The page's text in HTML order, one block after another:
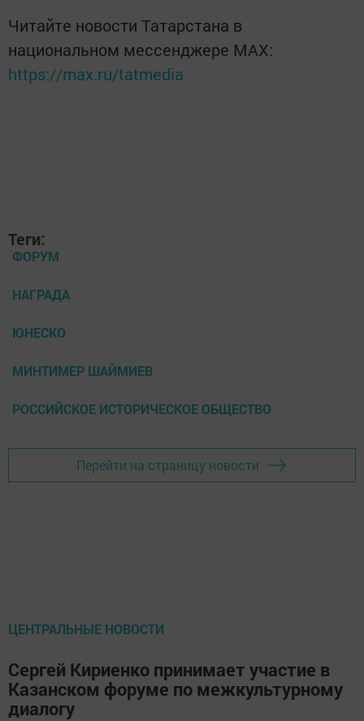
Читайте новости Татарстана в
национальном мессенджере MАХ:
https://max.ru/tatmedia
Теги:
ФОРУМ
НАГРАДА
ЮНЕСКО
МИНТИМЕР ШАЙМИЕВ
РОССИЙСКОЕ ИСТОРИЧЕСКОЕ ОБЩЕСТВО
Перейти на страницу новости
ЦЕНТРАЛЬНЫЕ НОВОСТИ
Сергей Кириенко принимает участие в
Казанском форуме по межкультурному
диалогу